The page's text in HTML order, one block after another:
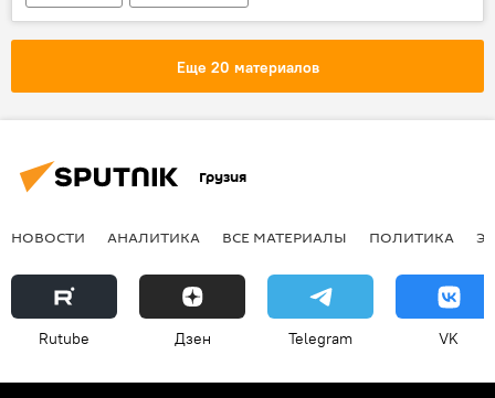
Еще 20 материалов
Грузия
НОВОСТИ АНАЛИТИКА ВСЕ МАТЕРИАЛЫ ПОЛИТИКА
Rutube Дзен Telegram VK